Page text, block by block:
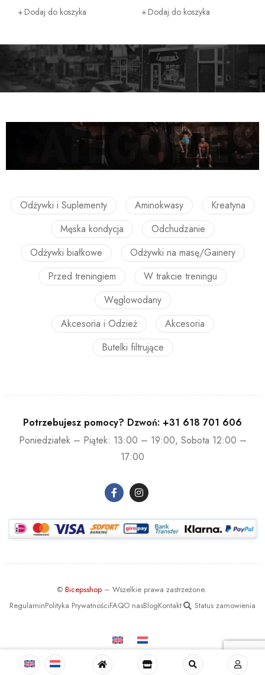
Dodaj do koszyka Dodaj do koszyka
Odżywki i Suplementy Aminokwasy
Kreatyna
Męska kondycja
Odchudzanie
Odżywki białkowe
Odżywki na masę/Gainery
Przed treningiem
W trakcie treningu
Węglowodany
Akcesoria i Odzież
Akcesoria
Butelki filtrujące
Potrzebujesz pomocy? Dzwoń: +31 618 701 606
Poniedziałek – Piątek: 13:00 – 19:00, Sobota 12:00 –
17:00
© Bicepsshop– Wszelkie prawa zastrzeżone.
RegulaminPolityka PrywatnościFAQO nasBlogKontakt Status zamowienia